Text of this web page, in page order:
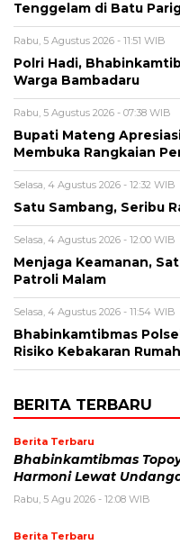
Tenggelam di Batu
Rabu, 5 Agustus 2026 - 11:51 WIB
Polri Hadi,
Warga Bambadaru
Rabu, 5 Agustus 2026 - 07:38 WIB
Bupati Mateng
Membuka Rangkaian
Selasa, 4 Agustus 2026 - 12:32 WIB
Satu Sambang, Seribu
Selasa, 4 Agustus 2026 - 12:00 WIB
Menjaga Keamanan,
Patroli Malam
Selasa, 4 Agustus 2026 - 11:54 WIB
Bhabinkamtibmas
Risiko Kebakaran
BERITA TERBARU
Berita Terbaru
Bhabinkamtibmas
Harmoni Lewat
Rabu, 5 Agu 2026 - 12:08 WIB
Berita Terbaru